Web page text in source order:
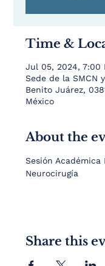
Time &
Jul 05, 2024, 7:00
Sede de la SMCN
Benito Juárez,
México
About the
Sesión
Neurocirugía
Share this